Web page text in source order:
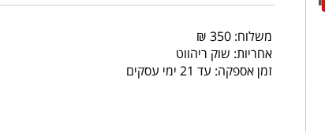
משלוח: 350 ₪
אחריות: שוק ריהווט
זמן אספקה: עד 21 ימי עסקים